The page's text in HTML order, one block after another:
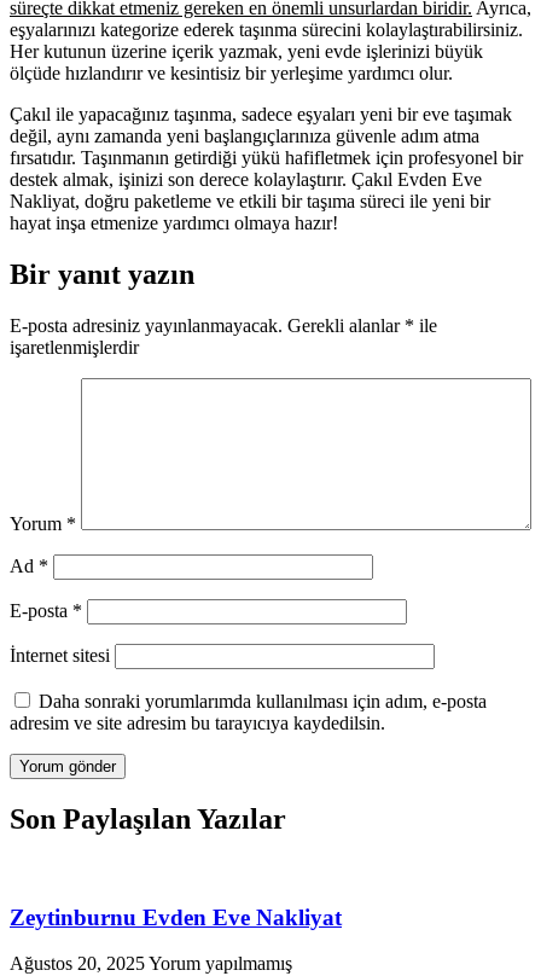
süreçte dikkat etmeniz gereken en önemli unsurlardan biridir. Ayrıca,
eşyalarınızı kategorize ederek taşınma sürecini kolaylaştırabilirsiniz.
Her kutunun üzerine içerik yazmak, yeni evde işlerinizi büyük
ölçüde hızlandırır ve kesintisiz bir yerleşime yardımcı olur.
Çakıl ile yapacağınız taşınma, sadece eşyaları yeni bir eve taşımak
değil, aynı zamanda yeni başlangıçlarınıza güvenle adım atma
fırsatıdır. Taşınmanın getirdiği yükü hafifletmek için profesyonel bir
destek almak, işinizi son derece kolaylaştırır. Çakıl Evden Eve
Nakliyat, doğru paketleme ve etkili bir taşıma süreci ile yeni bir
hayat inşa etmenize yardımcı olmaya hazır!
Bir yanıt yazın
E-posta adresiniz yayınlanmayacak. Gerekli alanlar * ile
işaretlenmişlerdir
Yorum *
Ad *
E-posta *
İnternet sitesi
Daha sonraki yorumlarımda kullanılması için adım, e-posta
adresim ve site adresim bu tarayıcıya kaydedilsin.
Son Paylaşılan Yazılar
Zeytinburnu Evden Eve Nakliyat
Ağustos 20, 2025Yorum yapılmamış